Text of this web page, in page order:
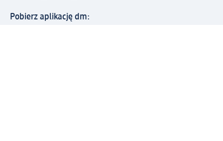
Pobierz aplikację dm: